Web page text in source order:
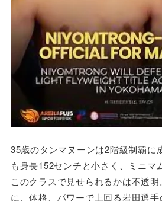
35歳のタンマヌーンは2階級制覇に
も身長152センチと小さく、ミニマ
このクラスで見せられるかは不透
に、体格、パワーで上回る岩田選